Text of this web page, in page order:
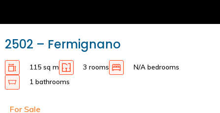
2502 – Fermignano
115 sq m 3 rooms
N/A bedrooms
1 bathrooms
For Sale